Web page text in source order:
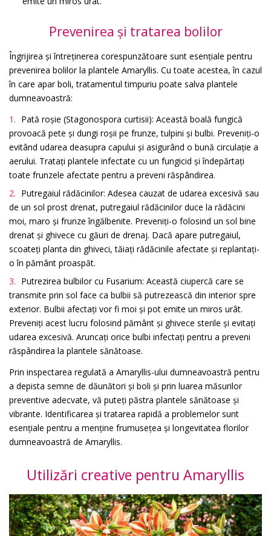
Prevenirea și tratarea bolilor
Îngrijirea și întreținerea corespunzătoare sunt esențiale pentru
prevenirea bolilor la plantele Amaryllis. Cu toate acestea, în cazul
în care apar boli, tratamentul timpuriu poate salva plantele
dumneavoastră:
Pată roșie (Stagonospora curtisii): Această boală fungică
provoacă pete și dungi roșii pe frunze, tulpini și bulbi. Preveniți-o
evitând udarea deasupra capului și asigurând o bună circulație a
aerului. Tratați plantele infectate cu un fungicid și îndepărtați
toate frunzele afectate pentru a preveni răspândirea.
Putregaiul rădăcinilor: Adesea cauzat de udarea excesivă sau
de un sol prost drenat, putregaiul rădăcinilor duce la rădăcini
moi, maro și frunze îngălbenite. Preveniți-o folosind un sol bine
drenat și ghivece cu găuri de drenaj. Dacă apare putregaiul,
scoateți planta din ghiveci, tăiați rădăcinile afectate și replantați-
o în pământ proaspăt.
Putrezirea bulbilor cu Fusarium: Această ciupercă care se
transmite prin sol face ca bulbii să putrezească din interior spre
exterior. Bulbii afectați vor fi moi și pot emite un miros urât.
Preveniți acest lucru folosind pământ și ghivece sterile și evitați
udarea excesivă. Aruncați orice bulbi infectați pentru a preveni
răspândirea la plantele sănătoase.
Prin inspectarea regulată a Amaryllis-ului dumneavoastră pentru
a depista semne de dăunători și boli și prin luarea măsurilor
preventive adecvate, vă puteți păstra plantele sănătoase și
vibrante. Identificarea și tratarea rapidă a problemelor sunt
esențiale pentru a menține frumusețea și longevitatea florilor
dumneavoastră de Amaryllis.
Utilizări creative pentru Amaryllis